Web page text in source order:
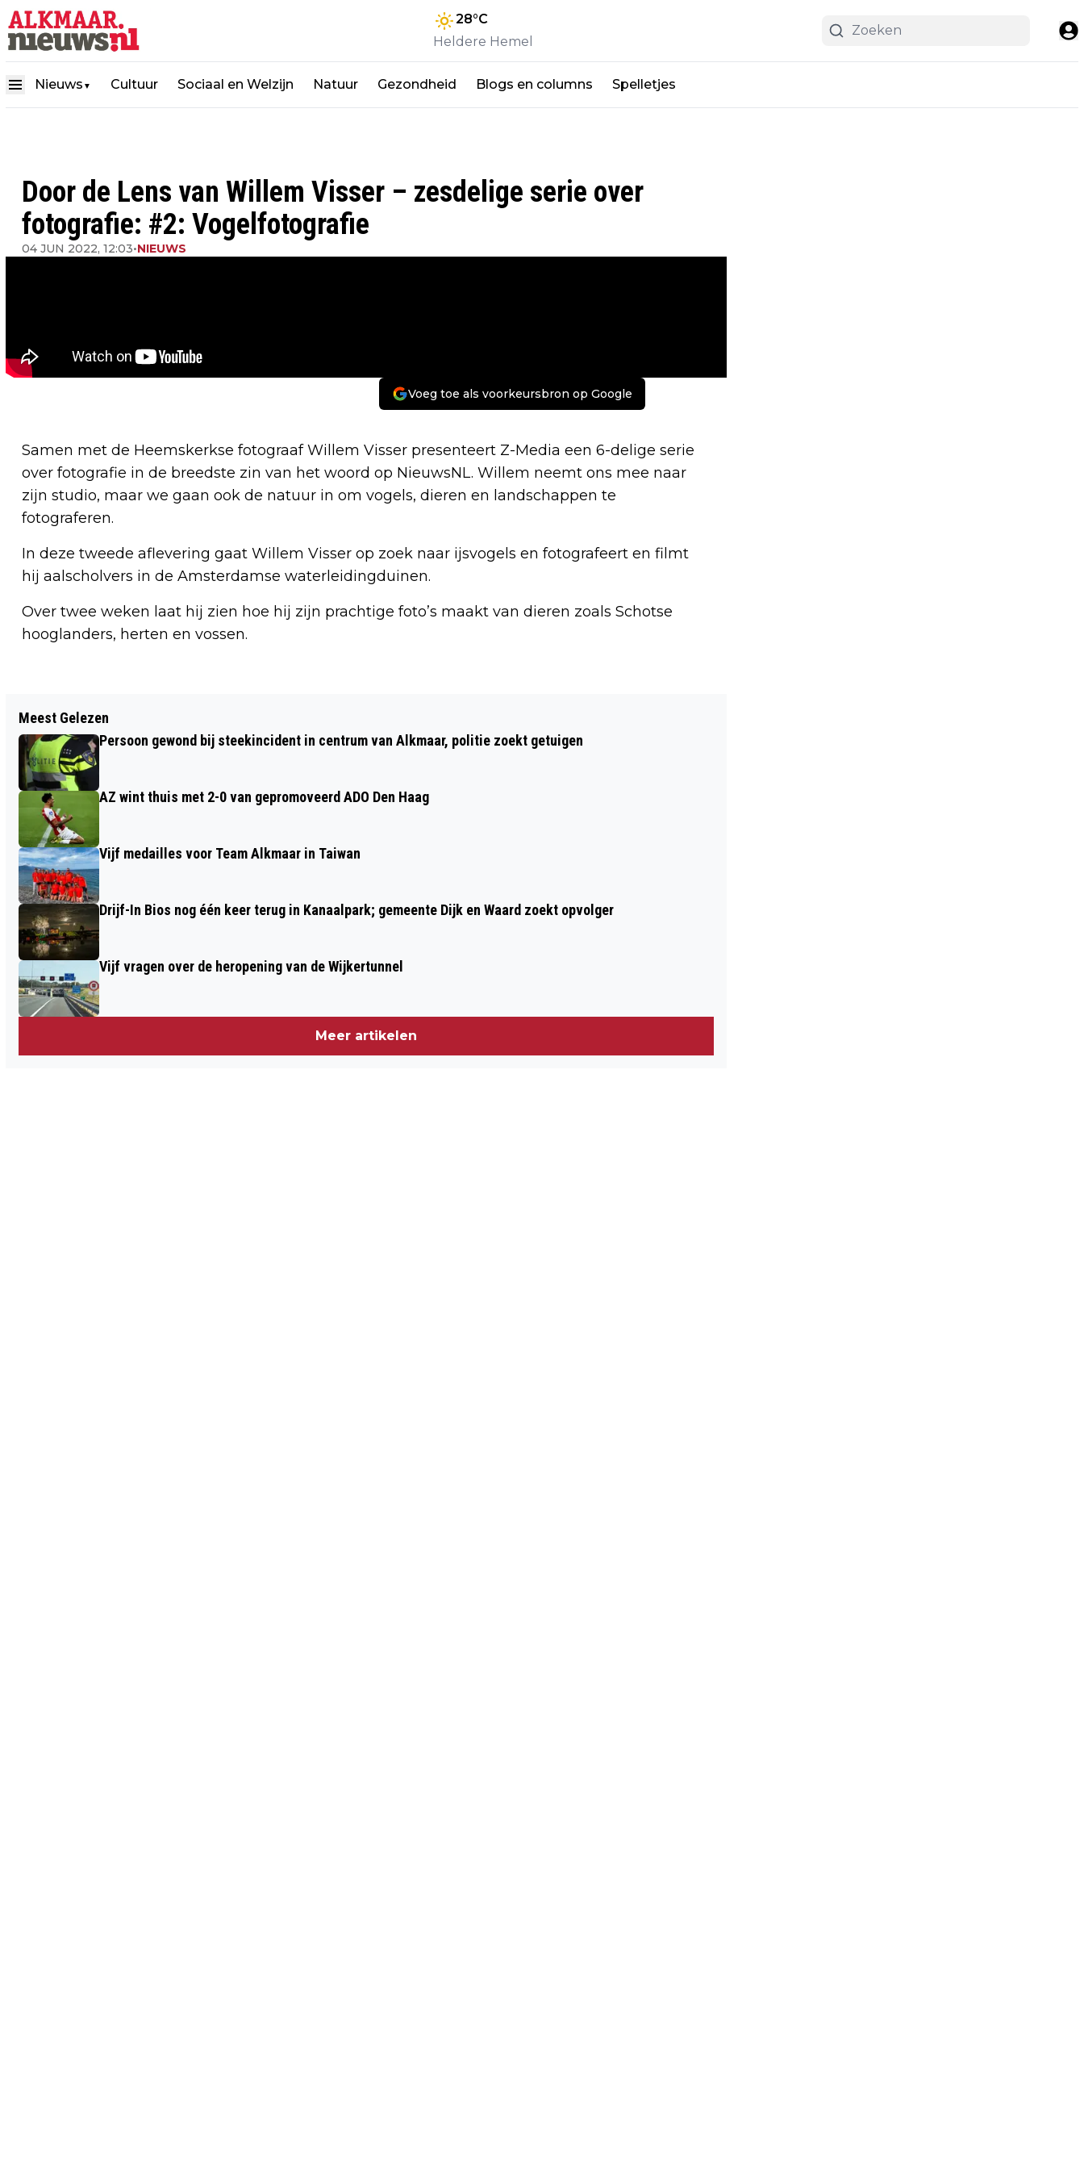
28°C
Heldere Hemel
Nieuws ▼ Cultuur Sociaal en Welzijn Natuur Gezondheid Blogs en columns Spelletjes
Door de Lens van Willem Visser – zesdelige serie over
fotografie: #2: Vogelfotografie
04 JUN 2022, 12:03•NIEUWS
Voeg toe als voorkeursbron op Google
Samen met de Heemskerkse fotograaf Willem Visser presenteert Z-Media een 6-delige serie
over fotografie in de breedste zin van het woord op NieuwsNL. Willem neemt ons mee naar
zijn studio, maar we gaan ook de natuur in om vogels, dieren en landschappen te
fotograferen.
In deze tweede aflevering gaat Willem Visser op zoek naar ijsvogels en fotografeert en filmt
hij aalscholvers in de Amsterdamse waterleidingduinen.
Over twee weken laat hij zien hoe hij zijn prachtige foto’s maakt van dieren zoals Schotse
hooglanders, herten en vossen.
REGIONAAL WOONCENTRUM VOOR
TIJDELIJKE HUISVESTING
STATUSHOUDERS OFFICIEEL GEOPEND
AMSTERDAM DOOR
Meest Gelezen
Persoon gewond bij steekincident in centrum van Alkmaar, politie zoekt getuigen
AZ wint thuis met 2-0 van gepromoveerd ADO Den Haag
Vijf medailles voor Team Alkmaar in Taiwan
Drijf-In Bios nog één keer terug in Kanaalpark; gemeente Dijk en Waard zoekt opvolger
Vijf vragen over de heropening van de Wijkertunnel
Meer artikelen